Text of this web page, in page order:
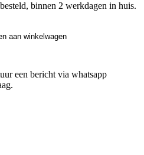
binnen 2 werkdagen in huis.
aan winkelwagen
een bericht via whatsapp